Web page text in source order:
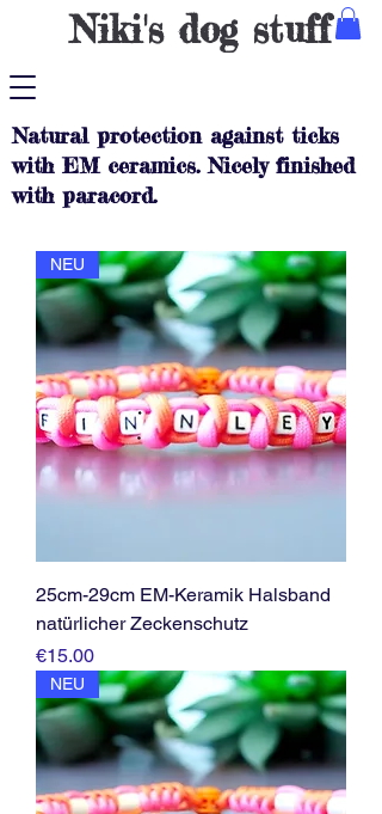
Niki's dog stuff
Natural protection against ticks
with EM ceramics. Nicely finished
with paracord.
NEU
25cm-29cm EM-Keramik Halsband
natürlicher Zeckenschutz
Price
€15.00
NEU